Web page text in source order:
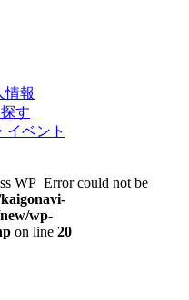
情報
す
イベント
WP_Error could not be
wp-
on line 20